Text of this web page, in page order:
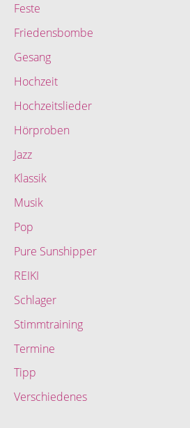
Feste
Friedensbombe
Gesang
Hochzeit
Hochzeitslieder
Hörproben
Jazz
Klassik
Musik
Pop
Pure Sunshipper
REIKI
Schlager
Stimmtraining
Termine
Tipp
Verschiedenes